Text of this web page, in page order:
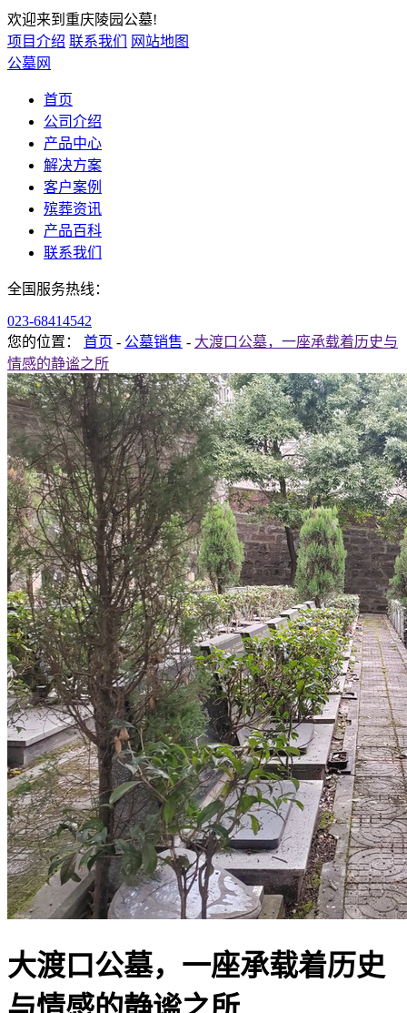
欢迎来到重庆陵园公墓!
项目介绍 联系我们
网站地图
公墓网
首页
公司介绍
产品中心
解决方案
客户案例
殡葬资讯
产品百科
联系我们
全国服务热线：
023-68414542
您的位置： 首页 - 公墓销售 - 大渡口公墓，一座承载着历史与
情感的静谧之所
大渡口公墓，一座承载着历史